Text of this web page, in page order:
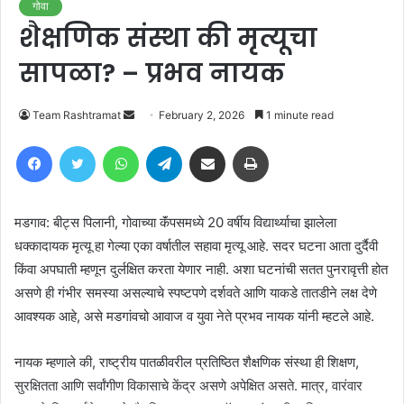
गोवा
शैक्षणिक संस्था की मृत्यूचा
सापळा? – प्रभव नायक
Team Rashtramat
Send
email
February 2, 2026 1 minute read
FacebookTwitter WhatsAppTelegram Share via Email
मडगाव: बीट्स पिलानी, गोवाच्या कॅंपसमध्ये 20 वर्षीय विद्यार्थ्याचा झालेला
धक्कादायक मृत्यू हा गेल्या एका वर्षातील सहावा मृत्यू आहे. सदर घटना आता दुर्दैवी
किंवा अपघाती म्हणून दुर्लक्षित करता येणार नाही. अशा घटनांची सतत पुनरावृत्ती होत
असणे ही गंभीर समस्या असल्याचे स्पष्टपणे दर्शवते आणि याकडे तातडीने लक्ष देणे
आवश्यक आहे, असे मडगांवचो आवाज व युवा नेते प्रभव नायक यांनी म्हटले आहे.
नायक म्हणाले की, राष्ट्रीय पातळीवरील प्रतिष्ठित शैक्षणिक संस्था ही शिक्षण,
सुरक्षितता आणि सर्वांगीण विकासाचे केंद्र असणे अपेक्षित असते. मात्र, वारंवार